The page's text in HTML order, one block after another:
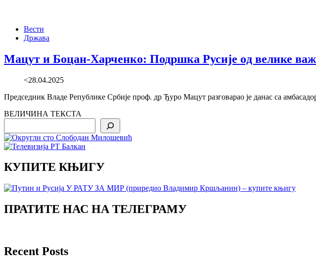
Вести
Држава
Мацут и Боцан-Харченко: Подршка Русије oд велике
<28.04.2025
Председник Владе Републике Србије проф. др Ђуро Мацут разговарао je данас са
ВЕЛИЧИНА ТЕКСТА
КУПИТЕ КЊИГУ
ПРАТИТЕ НАС НА ТЕЛЕГРАМУ
Recent Posts